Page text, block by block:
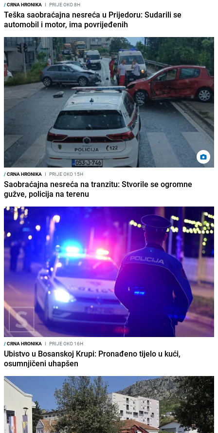
/CRNA HRONIKA I PRIJE OKO 8H
Teška saobraćajna nesreća u Prijedoru: Sudarili se
automobil i motor, ima povrijeđenih
/CRNA HRONIKA I PRIJE OKO 15H
Saobraćajna nesreća na tranzitu: Stvorile se ogromne
gužve, policija na terenu
/CRNA HRONIKA I PRIJE OKO 16H
Ubistvo u Bosanskoj Krupi: Pronađeno tijelo u kući,
osumnjičeni uhapšen